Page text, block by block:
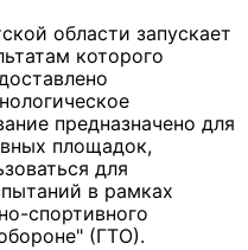
области запускает
которого
предназначено для
площадок,
для
в рамках
спортивного
(ГТО).